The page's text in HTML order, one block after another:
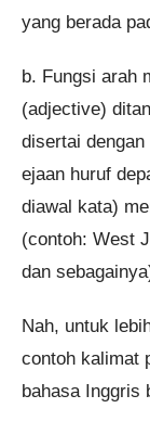
yang berada
b. Fungsi arah
(adjective)
disertai
ejaan huruf
diawal kata)
(contoh: West
dan
Nah, untuk
contoh kalimat
bahasa Inggris